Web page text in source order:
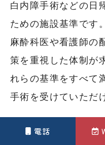
電話
白内障手術などの日
ための施設基準です
麻酔科医や看護師の
策を重視した体制が
れらの基準をすべて
手術を受けていただ